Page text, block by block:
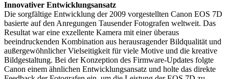
Innovativer Entwicklungsansatz
Die sorgfältige Entwicklung der 2009 vorgestellten Canon EOS 7D
basierte auf den Anregungen Tausender Fotografen weltweit. Das
Resultat war eine exzellente Kamera mit einer überaus
beeindruckenden Kombination aus herausragender Bildqualität und
außergewöhnlicher Vielseitigkeit für viele Motive und die kreative
Bildgestaltung. Bei der Konzeption des Firmware-Updates folgte
Canon einem ähnlichen Entwicklungsansatz und holte das direkte